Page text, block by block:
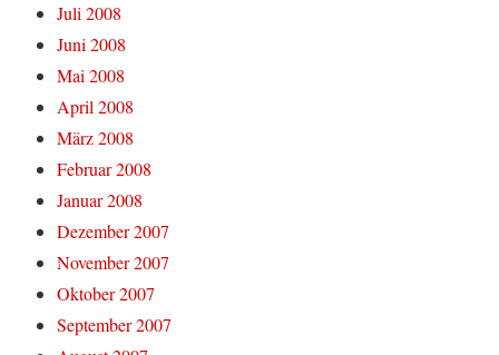
Juli 2008
Juni 2008
Mai 2008
April 2008
März 2008
Februar 2008
Januar 2008
Dezember 2007
November 2007
Oktober 2007
September 2007